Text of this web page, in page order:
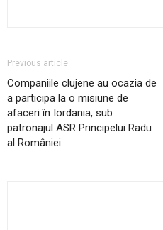
Previous article
Companiile clujene au ocazia de
a participa la o misiune de
afaceri în Iordania, sub
patronajul ASR Principelui Radu
al României